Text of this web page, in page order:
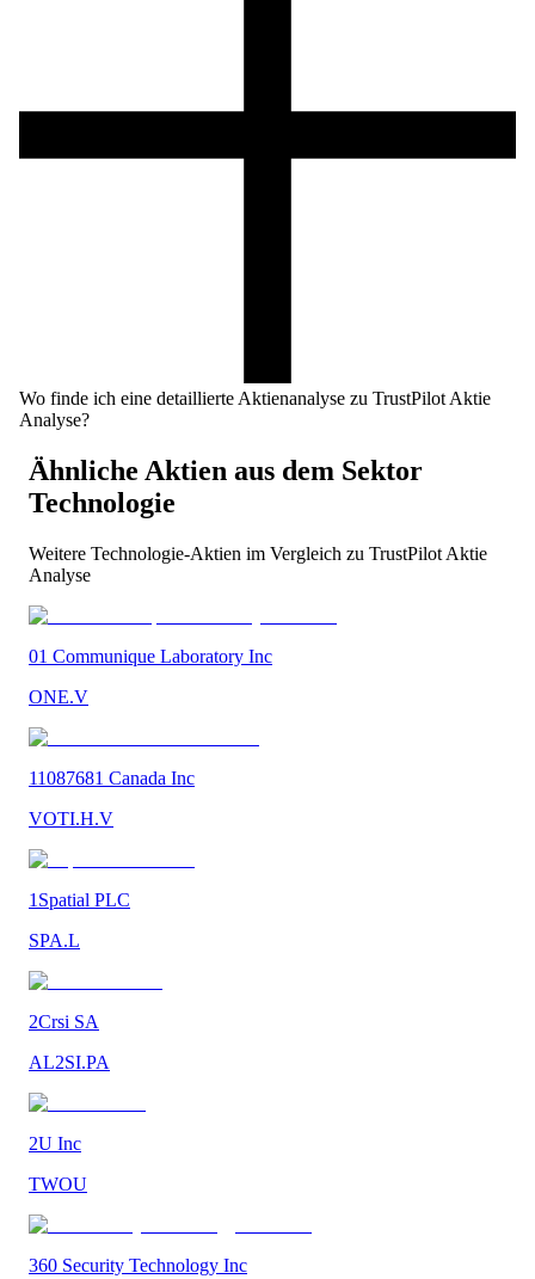
Wo finde ich eine detaillierte Aktienanalyse zu TrustPilot Aktie
Analyse?
Ähnliche Aktien aus dem Sektor
Technologie
Weitere Technologie-Aktien im Vergleich zu TrustPilot Aktie
Analyse
01 Communique Laboratory Inc
ONE.V
11087681 Canada Inc
VOTI.H.V
1Spatial PLC
SPA.L
2Crsi SA
AL2SI.PA
2U Inc
TWOU
360 Security Technology Inc